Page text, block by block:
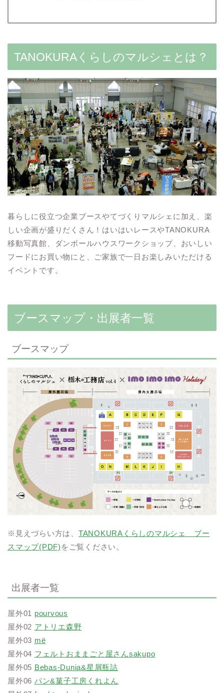
TANOKURAくらしのマルシェとは？
暮らしに役立つ企業ブースやてづくりマルシェに加え、楽
しい企画が盛りだくさん！はいはいレースやTANOKURA
移動写真館、ダンボールハウスワークショップ、おいしい
フードにお買い物にと、ご家族で一日お楽しみいただける
イベントです。
ブースマップ・出展者一覧
ブースマップ
※見えづらい方は、 TANOKURAくらしのマルシェ ブー
スマップ(PDF) をご覧ください。
出展者一覧
屋外01 pourvous
屋外02 アトリエ森野
屋外03 më
屋外04 フェルトおままごと屋さんsakupo
屋外05 Bebas-Dunia&星屑瓶詰
屋外06 パン&菓子工房くれよん